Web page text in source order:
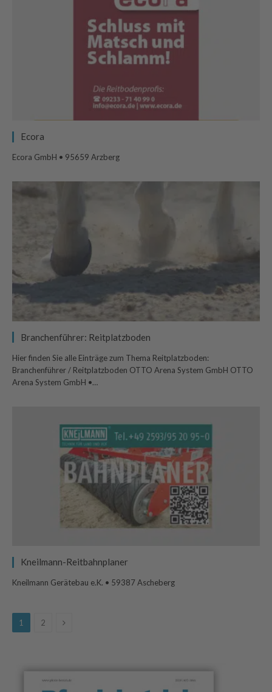
Ecora
Ecora GmbH • 95659 Arzberg
Branchenführer: Reitplatzboden
Hier finden Sie alle Einträge zum Thema Reitplatzboden:
Branchenführer / Reitplatzboden OTTO Arena System GmbH OTTO
Arena System GmbH •…
Kneilmann-Reitbahnplaner
Kneilmann Gerätebau e.K. • 59387 Ascheberg
1 2 Next